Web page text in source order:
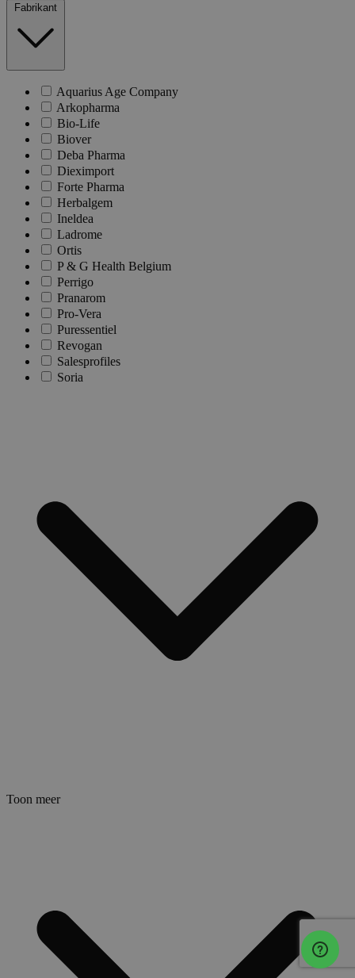
Fabrikant
Aquarius Age Company
Arkopharma
Bio-Life
Biover
Deba Pharma
Dieximport
Forte Pharma
Herbalgem
Ineldea
Ladrome
Ortis
P & G Health Belgium
Perrigo
Pranarom
Pro-Vera
Puressentiel
Revogan
Salesprofiles
Soria
Toon meer